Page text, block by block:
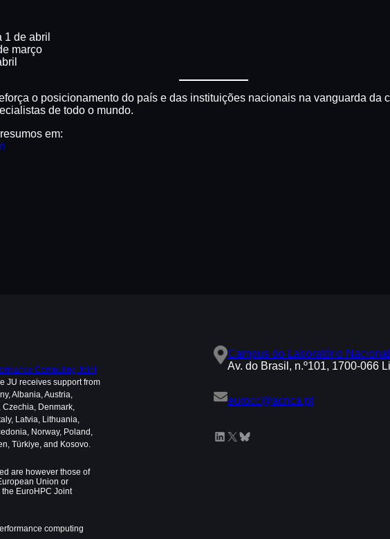
1 de abril
março
o posicionamento do país e das instituições nacionais na vanguarda da
de todo o mundo.
em:
Computing Joint
JU receives support from
Albania, Austria,
Denmark,
Latvia, Lithuania,
Norway, Poland,
Türkiye, and Kosovo.
are however those of
Union or
EuroHPC Joint
computing
Campus do Laboratório
Av. do Brasil, n.º101, 1700-066
eurocc@acnca.pt
LinkedIn X Bluesky